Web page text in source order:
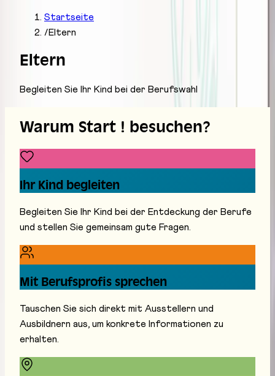
Startseite
/Eltern
Eltern
Begleiten Sie Ihr Kind bei der Berufswahl
Warum Start ! besuchen?
Ihr Kind begleiten
Begleiten Sie Ihr Kind bei der Entdeckung der Berufe
und stellen Sie gemeinsam gute Fragen.
Mit Berufsprofis sprechen
Tauschen Sie sich direkt mit Ausstellern und
Ausbildnern aus, um konkrete Informationen zu
erhalten.